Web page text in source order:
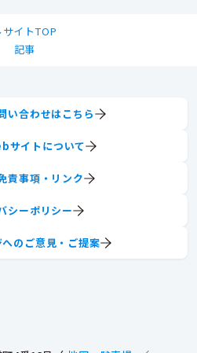
イトTOP
記事
い合わせはこちら
サイトについて
責事項・リンク
シーポリシー
のご意見・ご提案